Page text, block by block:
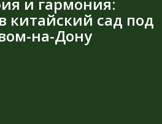
и гармония:
китайский сад под
на-Дону